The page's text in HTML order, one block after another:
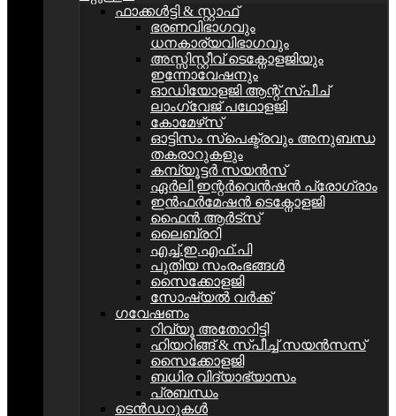
ഫാക്കൾട്ടി & സ്റ്റാഫ്
ഭരണവിഭാഗവും
ധനകാര്യവിഭാഗവും
അസ്സിസ്റ്റീവ് ടെക്നോളജിയും
ഇന്നോവേഷനും
ഓഡിയോളജി ആന്റ് സ്പീച്
ലാംഗ്വേജ് പഥോളജി
കോമേഴ്‌സ്
ഓട്ടിസം സ്പെക്ട്രവും അനുബന്ധ
തകരാറുകളും
കമ്പ്യൂട്ടര്‍ സയന്‍സ്
ഏർലി ഇന്റർവെൻഷൻ പ്രോഗ്രാം
ഇൻഫർമേഷൻ ടെക്നോളജി
ഫൈൻ ആർട്സ്
ലൈബ്രറി
എച്ച്.ഇ.എഫ്.പി
പുതിയ സംരംഭങ്ങൾ
സൈക്കോളജി
സോഷ്യല്‍ വര്‍ക്ക്
ഗവേഷണം
റിവ്യൂ അതോറിട്ടി
ഹിയറിങ്ങ് & സ്പീച്ച് സയൻസസ്
സൈക്കോളജി
ബധിര വിദ്യാഭ്യാസം
പ്രബന്ധം
ടെൻഡറുകൾ